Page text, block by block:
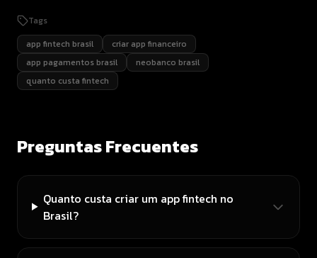
Tags
app fintech brasil
criar app financeiro
app pagamentos brasil
neobanco brasil
quanto custa fintech
Preguntas Frecuentes
Quanto custa criar um app fintech no
Brasil?